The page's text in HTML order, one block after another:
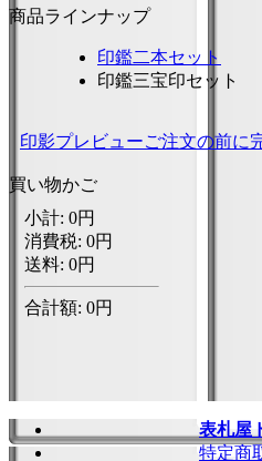
商品ラインナップ
印鑑二本セット
印鑑三宝印セット
印影プレビューご注文の前に
買い物かご
表札屋
特定商